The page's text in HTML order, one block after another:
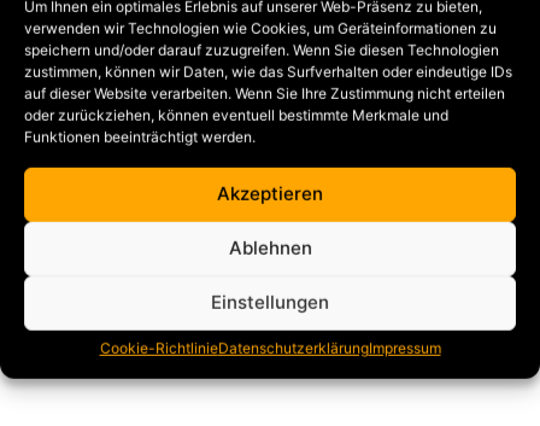
Um Ihnen ein optimales Erlebnis auf unserer Web-Präsenz zu bieten,
verwenden wir Technologien wie Cookies, um Geräteinformationen zu
speichern und/oder darauf zuzugreifen. Wenn Sie diesen Technologien
zustimmen, können wir Daten, wie das Surfverhalten oder eindeutige IDs
auf dieser Website verarbeiten. Wenn Sie Ihre Zustimmung nicht erteilen
oder zurückziehen, können eventuell bestimmte Merkmale und
Funktionen beeinträchtigt werden.
Akzeptieren
Ablehnen
Einstellungen
Cookie-RichtlinieDatenschutzerklärungImpressum